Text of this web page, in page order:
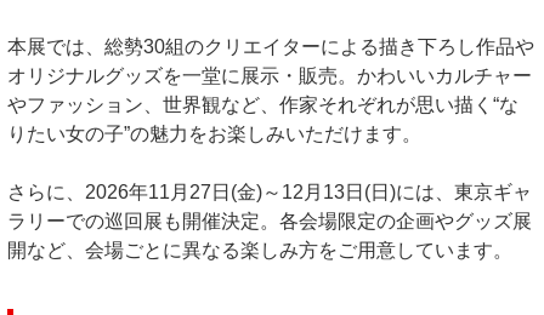
本展では、総勢30組のクリエイターによる描き下ろし作品や
オリジナルグッズを一堂に展示・販売。かわいいカルチャー
やファッション、世界観など、作家それぞれが思い描く“な
りたい女の子”の魅力をお楽しみいただけます。
さらに、2026年11月27日(金)～12月13日(日)には、東京ギャ
ラリーでの巡回展も開催決定。各会場限定の企画やグッズ展
開など、会場ごとに異なる楽しみ方をご用意しています。